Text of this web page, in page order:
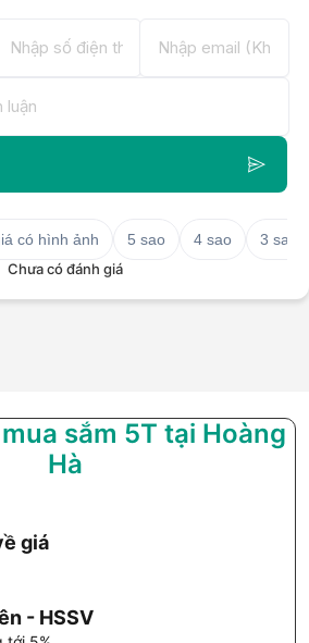
có hình ảnh 5 sao 4 sao
3 sao
Chưa có đánh giá
sắm 5T tại Hoàng
Hà
giá
- HSSV